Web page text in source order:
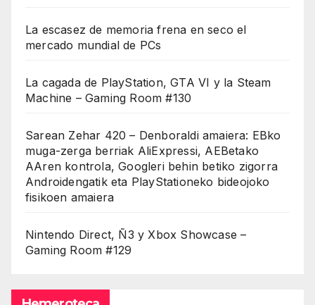
La escasez de memoria frena en seco el
mercado mundial de PCs
La cagada de PlayStation, GTA VI y la Steam
Machine – Gaming Room #130
Sarean Zehar 420 – Denboraldi amaiera: EBko
muga-zerga berriak AliExpressi, AEBetako
AAren kontrola, Googleri behin betiko zigorra
Androidengatik eta PlayStationeko bideojoko
fisikoen amaiera
Nintendo Direct, Ñ3 y Xbox Showcase –
Gaming Room #129